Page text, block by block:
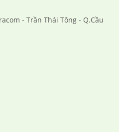
- Trần Thái Tông - Q.Cầu